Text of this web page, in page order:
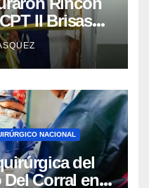
II Brisas
NACIONAL
del
Corral en